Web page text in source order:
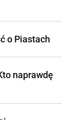
o Piastach
naprawdę